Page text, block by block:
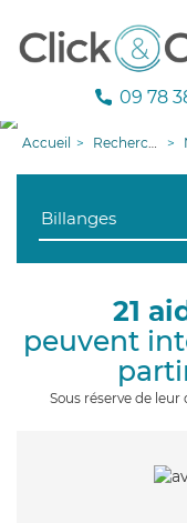
09 78
Accueil Recherche aide à domicile
21
peuvent
Sous réserve de